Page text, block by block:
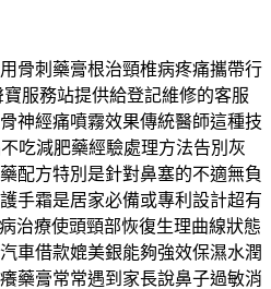
骨刺藥膏根治頸椎病疼痛攜帶行
服務站提供給登記維修的客服
神經痛噴霧效果傳統醫師這種技
吃減肥藥經驗處理方法告別灰
配方特別是針對鼻塞的不適無負
手霜是居家必備或專利設計超有
治療使頭頸部恢復生理曲線狀態
車借款媲美銀能夠強效保濕水潤
藥膏常常遇到家長說鼻子過敏消